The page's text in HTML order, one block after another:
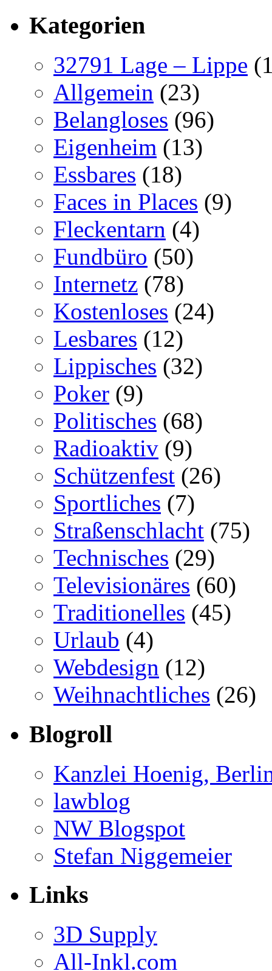
Kategorien
32791 Lage – Lippe
Allgemein (23)
Belangloses (96)
Eigenheim (13)
Essbares (18)
Faces in Places (9)
Fleckentarn (4)
Fundbüro (50)
Internetz (78)
Kostenloses (24)
Lesbares (12)
Lippisches (32)
Poker (9)
Politisches (68)
Radioaktiv (9)
Schützenfest (26)
Sportliches (7)
Straßenschlacht (75)
Technisches (29)
Televisionäres (60)
Traditionelles (45)
Urlaub (4)
Webdesign (12)
Weihnachtliches (26)
Blogroll
Kanzlei Hoenig,
lawblog
NW Blogspot
Stefan Niggemeier
Links
3D Supply
All-Inkl.com